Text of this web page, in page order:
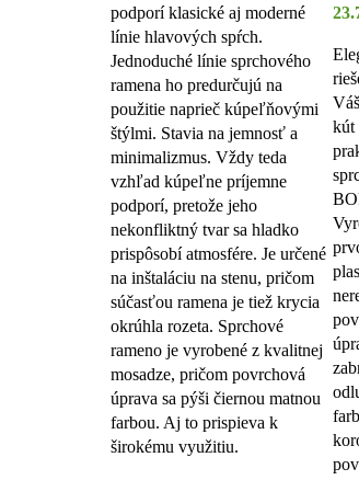
podporí klasické aj moderné
línie hlavových spŕch.
Jednoduché línie sprchového
ramena ho predurčujú na
použitie naprieč kúpeľňovými
štýlmi. Stavia na jemnosť a
minimalizmus. Vždy teda
vzhľad kúpeľne príjemne
podporí, pretože jeho
nekonfliktný tvar sa hladko
prispôsobí atmosfére. Je určené
na inštaláciu na stenu, pričom
súčasťou ramena je tiež krycia
okrúhla rozeta. Sprchové
rameno je vyrobené z kvalitnej
mosadze, pričom povrchová
úprava sa pýši čiernou matnou
farbou. Aj to prispieva k
širokému využitiu.
kút